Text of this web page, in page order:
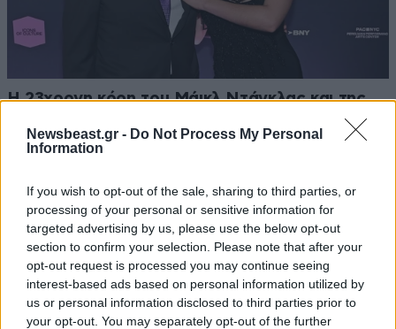
Newsbeast.gr - Do Not Process My Personal
Information
If you wish to opt-out of the sale, sharing to third parties, or
processing of your personal or sensitive information for
targeted advertising by us, please use the below opt-out
section to confirm your selection. Please note that after your
opt-out request is processed you may continue seeing
interest-based ads based on personal information utilized by
us or personal information disclosed to third parties prior to
your opt-out. You may separately opt-out of the further
Η 23χρονη κόρη τoυ Μάικλ Ντάγκλας και της
Κάθριν Ζέτα Τζόουνς εξελίσσεται στο νέο it-
girl του Χόλιγουντ